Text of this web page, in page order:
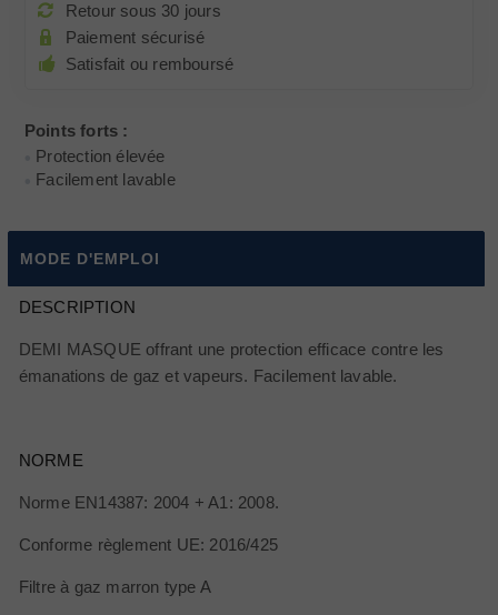
Retour sous 30 jours
Paiement sécurisé
Satisfait ou remboursé
Points forts :
Protection élevée
Facilement lavable
MODE D'EMPLOI
DESCRIPTION
DEMI MASQUE offrant une protection efficace contre les
émanations de gaz et vapeurs. Facilement lavable.
NORME
Norme EN14387: 2004 + A1: 2008.
Conforme règlement UE: 2016/425
Filtre à gaz marron type A